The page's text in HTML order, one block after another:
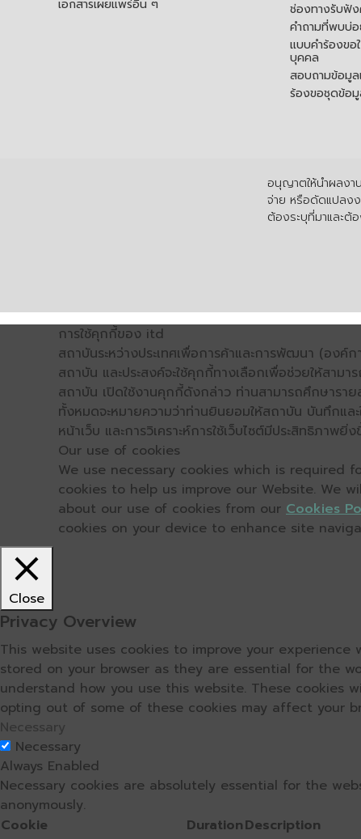
เอกสารเผยแพร่อื่น ๆ
ช่องทางรับฟัง
คำถามที่พบบ่
แบบคำร้องขอ
บุคคล
สอบถามข้อมูล
ร้องขอชุดข้อ
อนุญาตให้นำผลงา
จ่าย หรือดัดแปลง
ต้องระบุที่มาและต้อ
การใช้คุกกี้ของ itd
สถาบันระหว่างประเทศเพื่อการค้าและการพัฒนา (อง
สถาบัน และประสงค์จะใช้คุกกี้ทางเลือกเพื่อช่วยให้สา
สถาบัน เปิดใช้งานคุกกี้ดังกล่าว ท่านสามารถศึกษาราย
ทั้งหมดจะหมายความว่าท่านยินยอมให้สถาบัน บันทึกแล
หน้าเว็บ และการวิเคราะห์การใช้เว็บไซต์มีประสิทธิภา
Our use of cookies
We use necessary cookies which is required
cookies to help us improve our Website. We
about our use of cookies from our Cookies
cookies on your device to enhance site
Close
Privacy Overview
This website uses cookies to improve your
stored on your browser as they are essential for the
understand how you use this website. These cookies
opting out of some of these cookies may affect your
Necessary
Necessary
Always Enabled
Necessary cookies are absolutely essential for the
anonymously.
Cookie
DurationDescription